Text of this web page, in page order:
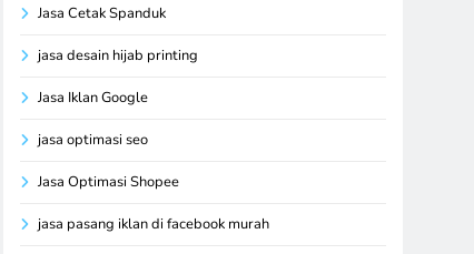
Jasa Cetak Spanduk
jasa desain hijab printing
Jasa Iklan Google
jasa optimasi seo
Jasa Optimasi Shopee
jasa pasang iklan di facebook murah